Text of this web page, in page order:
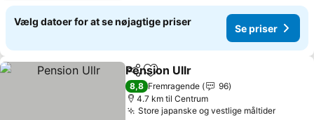
Vælg datoer for at se nøjagtige priser
Se priser
Del Føj til favoritter
Pension Ullr
8,8 Fremragende
96
4.7 km til Centrum
Store japanske og vestlige måltider